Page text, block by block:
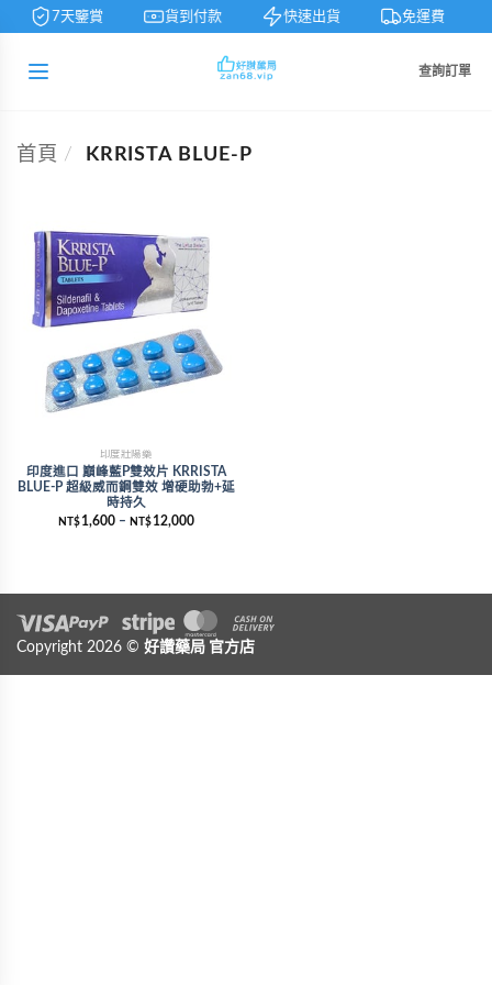
7天鑒賞 貨到付款 快速出貨 免運費
查詢訂單
首頁 / KRRISTA BLUE-P
印度壯陽藥
印度進口 巔峰藍P雙效片 KRRISTA
BLUE-P 超級威而鋼雙效 增硬助勃+延
時持久
NT$ 1,600– NT$ 12,000
Visa PayPalStripe MasterCardCash On Delivery
Copyright 2026 © 好讚藥局 官方店